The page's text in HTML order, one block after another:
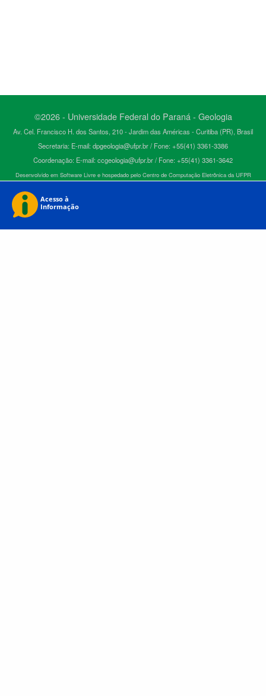
©2026 - Universidade Federal do Paraná - Geologia
Av. Cel. Francisco H. dos Santos, 210 - Jardim das Américas - Curitiba (PR), Brasil
Secretaria: E-mail: dpgeologia@ufpr.br / Fone: +55(41) 3361-3386
Coordenação: E-mail: ccgeologia@ufpr.br / Fone: +55(41) 3361-3642
Desenvolvido em Software Livre e hospedado pelo Centro de Computação Eletrônica da UFPR